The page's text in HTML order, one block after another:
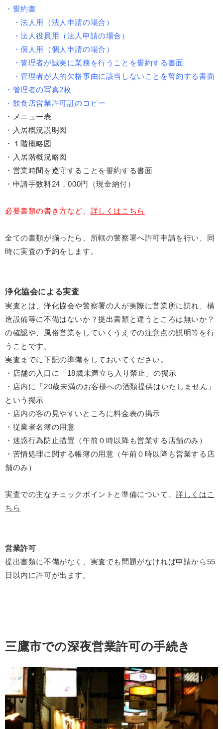
・誓約書
・法人用（法人申請の場合）
・法人役員用（法人申請の場合）
・個人用（個人申請の場合）
・管理者が誠実に業務を行うことを誓約する書面
・管理者が人的欠格事由に該当しないことを誓約する書面
・管理者の写真2枚
・飲食店営業許可証のコピー
・メニュー表
・入居概況説明図
・１階概略図
・入居階概況略図
・営業時間を遵守することを誓約する書面
・申請手数料24，000円（現金納付）
必要書類の書き方など、 詳しくはこちら
全ての書類が揃ったら、所轄の警察署へ許可申請を行い、同
時に実査の予約をします。
浄化協会による実査
実査とは、浄化協会や警察署の人が実際に営業所に訪れ、構
造設備等に不備はないか？提出書類と違うところは無いか？
の確認や、風俗営業をしていくうえでの注意点の説明等を行
うことです。
実査までに下記の準備をしておいてください。
・店舗の入口に「18歳未満立ち入り禁止」の掲示
・店内に「20歳未満のお客様への酒類提供はいたしません」
という掲示
・店内の客の見やすいところに料金表の掲示
・従業者名簿の用意
・迷惑行為防止措置（午前０時以降も営業する店舗のみ）
・苦情処理に関する帳簿の用意（午前０時以降も営業する店
舗のみ）
実査での主なチェックポイントと準備について、詳しくはこ
ちら
営業許可
提出書類に不備がなく、実査でも問題がなければ申請から55
日以内に許可が出ます。
三鷹市での深夜営業許可の手続き